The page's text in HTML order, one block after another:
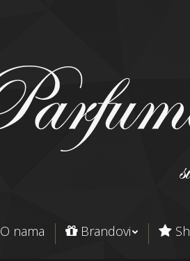
O nama Brandovi